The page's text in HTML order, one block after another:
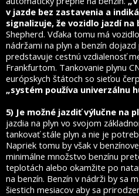
v jazde bez zastavenia a
signalizuje, že vozidlo jazdí na
Shepherd. Vďaka tomu má
nádržami na plyn a benzín
predstavuje cestnú vzdialenosť
Frankfurtom. Tankovanie plynu
európskych štátoch so sieťou
„systém používa univerzálnu
5) Je možné jazdiť výlučne na
jazdia na plyn vo svojom
tankovať stále plyn a nie je
Napriek tomu by však v
minimálne množstvo benzínu
teplotách alebo okamžite po
na benzín. Benzín v nádrži by sa
šiestich mesiacov aby sa